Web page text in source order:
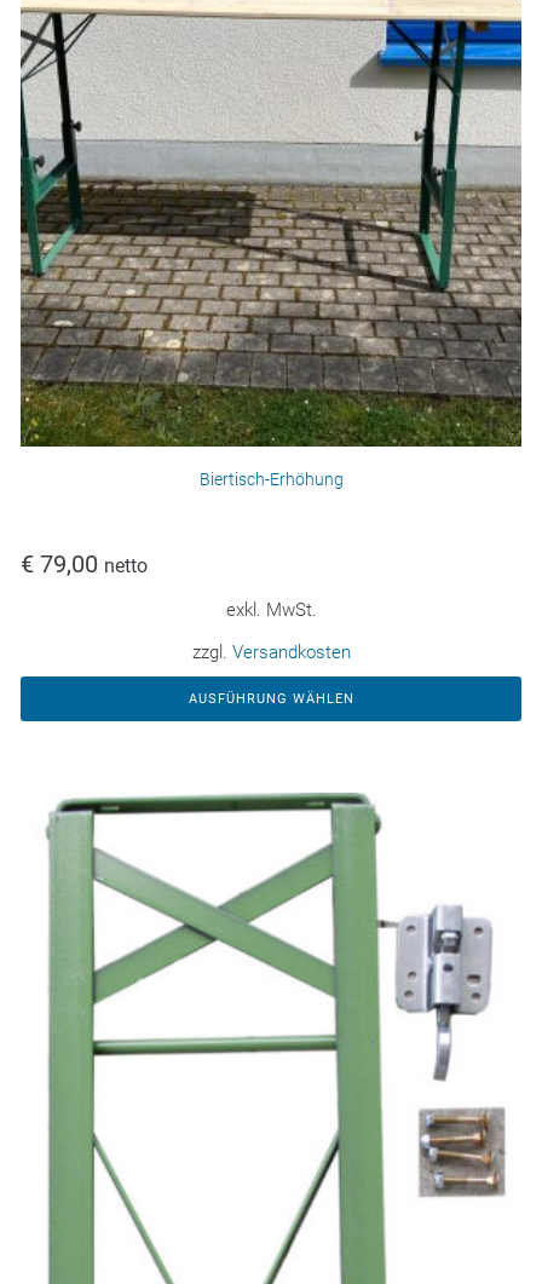
Biertisch-Erhöhung
€ 79,00 netto
exkl. MwSt.
zzgl. Versandkosten
AUSFÜHRUNG WÄHLEN